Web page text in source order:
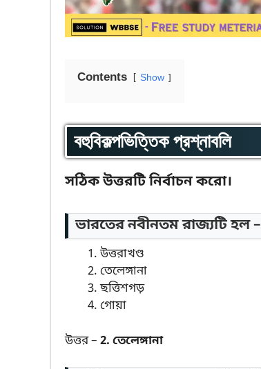
Contents Show
বহুবিকল্পভিত্তিক প্রশ্নাবলি
সঠিক উত্তরটি নির্বাচন করো।
ভারতের নবীনতম রাজ্যটি হল –
উত্তরাখণ্ড
তেলেঙ্গানা
ছত্তিশগড়
গোয়া
উত্তর – 2. তেলেঙ্গানা